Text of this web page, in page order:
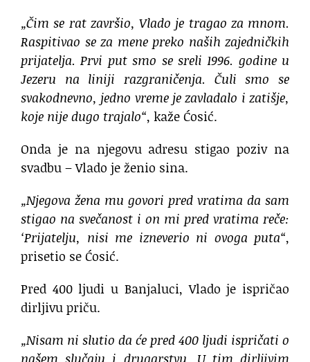
„Čim se rat završio, Vlado je tragao za mnom.
Raspitivao se za mene preko naših zajedničkih
prijatelja. Prvi put smo se sreli 1996. godine u
Jezeru na liniji razgraničenja. Čuli smo se
svakodnevno, jedno vreme je zavladalo i zatišje,
koje nije dugo trajalo“, kaže Ćosić.
Onda je na njegovu adresu stigao poziv na
svadbu – Vlado je ženio sina.
„Njegova žena mu govori pred vratima da sam
stigao na svečanost i on mi pred vratima reče:
‘Prijatelju, nisi me izneverio ni ovoga puta“,
prisetio se Ćosić.
Pred 400 ljudi u Banjaluci, Vlado je ispričao
dirljivu priču.
„Nisam ni slutio da će pred 400 ljudi ispričati o